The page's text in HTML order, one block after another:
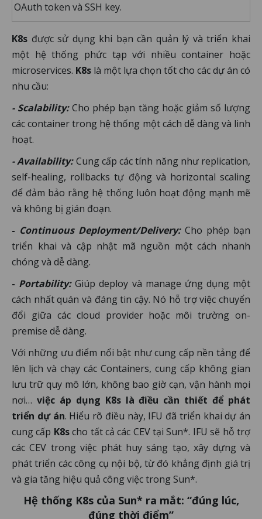
OAuth token và SSH key.
K8s được sử dụng khi bạn cần quản lý và triển khai
một hệ thống phức tạp với nhiều container hoặc
microservices. K8s là một lựa chọn tốt cho các dự án có
nhu cầu:
- Scalability:Cho phép bạn tăng hoặc giảm số lượng
các container trong hệ thống một cách dễ dàng và linh
hoạt.
- Availability: Cung cấp các tính năng như replication,
self-healing, rollbacks tự động và horizontal scaling
để đảm bảo rằng hệ thống luôn hoạt động mạnh mẽ
và không bị gián đoạn.
- Continuous Deployment/Delivery: Cho phép bạn
triển khai và cập nhật mã nguồn một cách nhanh
chóng và dễ dàng.
- Portability:Giúp deploy và manage ứng dụng một
cách nhất quán và đáng tin cậy. Nó hỗ trợ việc chuyển
đổi giữa các cloud provider hoặc môi trường on-
premise dễ dàng.
Với những ưu điểm nổi bật như cung cấp nền tảng để
lên lịch và chạy các Containers, cung cấp không gian
lưu trữ quy mô lớn, không bao giờ cạn, vận hành mọi
nơi… việc áp dụng K8s là điều cần thiết để phát
triển dự án. Hiểu rõ điều này, IFU đã triển khai dự án
cung cấp K8scho tất cả các CEV tại Sun*. IFU sẽ hỗ trợ
các CEV trong việc phát huy sáng tạo, xây dựng và
phát triển các công cụ nội bộ, từ đó khẳng định giá trị
và gia tăng hiệu quả công việc trong Sun*.
Hệ thống K8s của Sun* ra mắt: “đúng lúc,
đúng thời điểm”